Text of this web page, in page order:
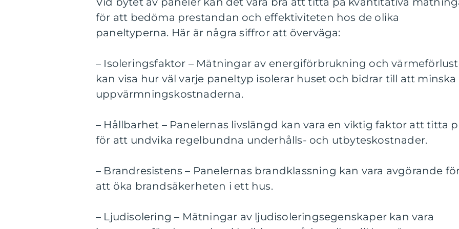
för att bedöma prestandan och effektiviteten hos de olika
paneltyperna. Här är några siffror att överväga:
– Isoleringsfaktor – Mätningar av energiförbrukning och värmeförlust
kan visa hur väl varje paneltyp isolerar huset och bidrar till att minska
uppvärmningskostnaderna.
– Hållbarhet – Panelernas livslängd kan vara en viktig faktor att titta
för att undvika regelbundna underhålls- och utbyteskostnader.
– Brandresistens – Panelernas brandklassning kan vara avgörande
att öka brandsäkerheten i ett hus.
– Ljudisolering – Mätningar av ljudisoleringsegenskaper kan vara